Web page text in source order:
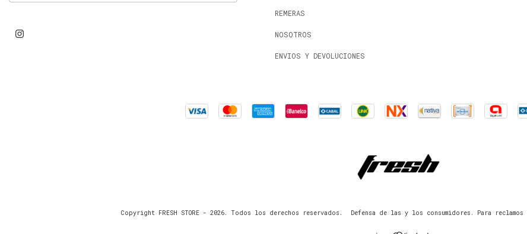
REMERAS
NOSOTROS
ENVIOS Y DEVOLUCIONES
Copyright FRESH STORE - 2026. Todos los derechos reservados. Defensa de las y los consumidores. Para reclamos